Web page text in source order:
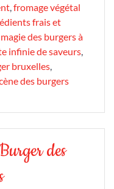
,fromage végétal
frais et
magie des burgers à
infinie de saveurs,
bruxelles,
des burgers
des